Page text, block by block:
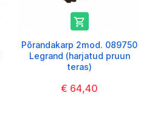

Põrandakarp 2mod. 089750
Legrand (harjatud pruun
teras)
€ 64,40